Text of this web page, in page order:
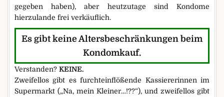
gegeben haben), aber heutzutage sind Kondome
hierzulande frei verkäuflich.
Es gibt keine Altersbeschränkungen beim
Kondomkauf.
Verstanden? KEINE.
Zweifellos gibt es furchteinflößende Kassiererinnen im
Supermarkt („Na, mein Kleiner…!??“), und zweifellos gibt